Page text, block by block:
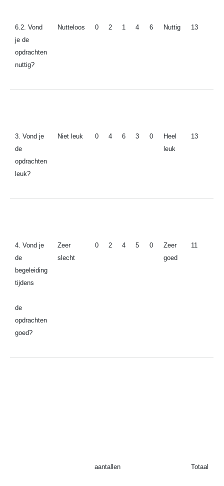
6.2. Vond
je de
opdrachten
nuttig?
Nutteloos 0 2 1 4 6 Nuttig 13
3. Vond je
de
opdrachten
leuk?
Niet leuk 0 4 6 3 0
Heel
leuk
13
4. Vond je
de
begeleiding
tijdens
de
opdrachten
goed?
Zeer
slecht
0 2 4 5 0
Zeer
goed
11
aantallen Totaal